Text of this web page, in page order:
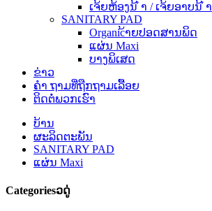
ເຈ້ຍຫ້ອງນ້ ຳ / ເຈ້ຍອາບນ້ ຳ
SANITARY PAD
Organic້າຍປອດສານພິດ
ແຜ່ນ Maxi
ບາງພິເສດ
ຂ່າວ
ຄຳ ຖາມທີ່ຖືກຖາມເລື້ອຍ
ຕິດ​ຕໍ່​ພວກ​ເຮົາ
ບ້ານ
ຜະລິດຕະພັນ
SANITARY PAD
ແຜ່ນ Maxi
Categoriesວດູ່